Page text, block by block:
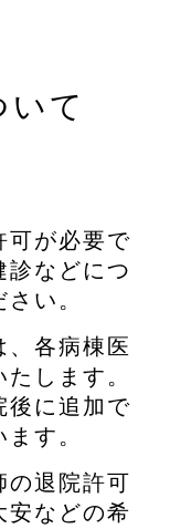
いて
可が必要で
診などにつ
い。
、各病棟医
します。
後に追加で
す。
の退院許可
安などの希